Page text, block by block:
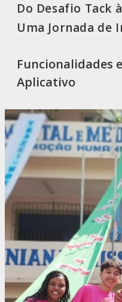
Do Desafio Tack
Uma Jornada de
Funcionalidades
Aplicativo